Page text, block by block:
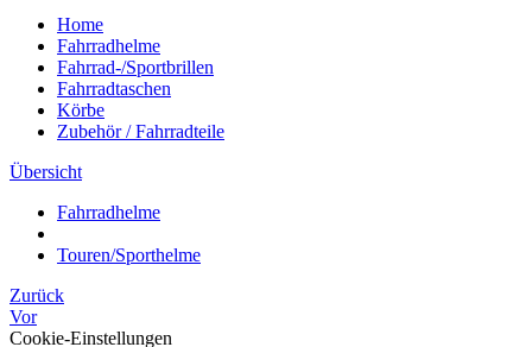
Home
Fahrradhelme
Fahrrad-/Sportbrillen
Fahrradtaschen
Körbe
Zubehör / Fahrradteile
Übersicht
Fahrradhelme
Touren/Sporthelme
Zurück
Vor
Cookie-Einstellungen